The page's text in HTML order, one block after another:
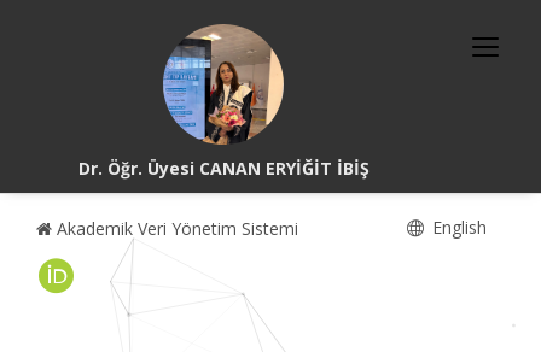
Dr. Öğr. Üyesi CANAN ERYİĞİT İBİŞ
Akademik Veri Yönetim Sistemi English